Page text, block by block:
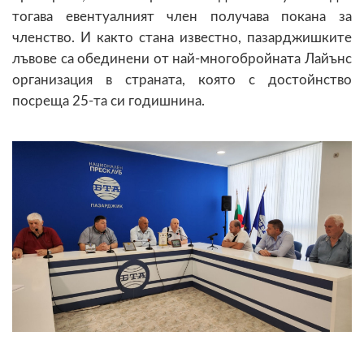
тогава евентуалният член получава покана за
членство. И както стана известно, пазарджишките
лъвове са обединени от най-многобройната Лайънс
организация в страната, която с достойнство
посреща 25-та си годишнина.